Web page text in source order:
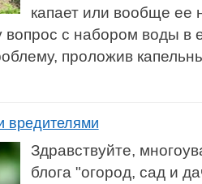
капает или вообще ее
вопрос с набором воды в
проложив
вредителями
Здравствуйте,
блога "огород, сад и